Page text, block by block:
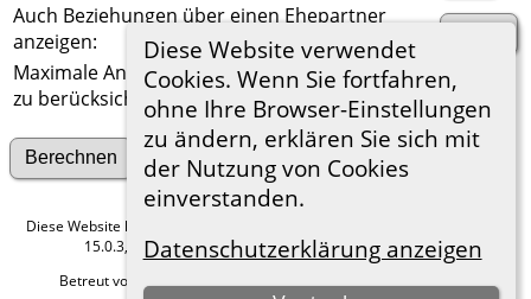
Diese Website verwendet
Cookies. Wenn Sie fortfahren,
ohne Ihre Browser-Einstellungen
zu ändern, erklären Sie sich mit
der Nutzung von Cookies
einverstanden.
Datenschutzerklärung anzeigen
Auch Beziehungen über einen Ehepartner
anzeigen:
Maximale Anzahl der
zu berücksichtigenden Generationen:
Suche nach anderen Verbindungen
Diese Website läuft mit
15.0.3, programmiert von Darrin Lythgoe © 2001-2026.
Betreut von